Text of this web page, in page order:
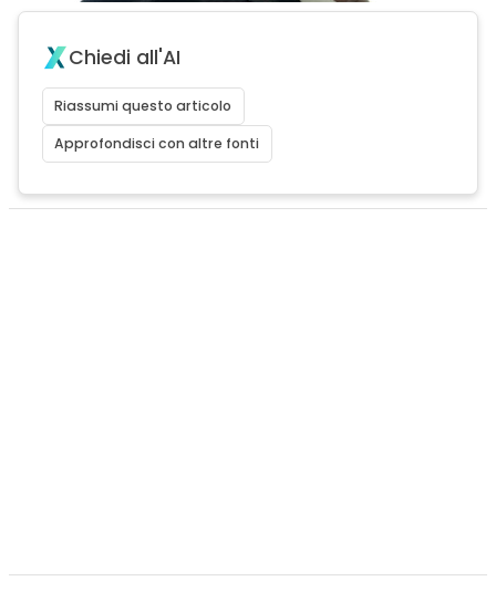
Chiedi all'AI
Riassumi questo articolo
Approfondisci con altre fonti